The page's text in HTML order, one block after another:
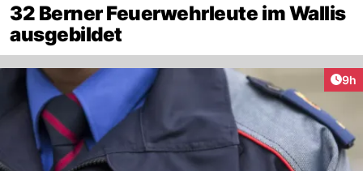
32 Berner Feuerwehrleute im Wallis
ausgebildet
9h